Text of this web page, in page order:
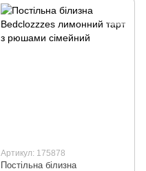
Артикул: 175878
Постільна білизна